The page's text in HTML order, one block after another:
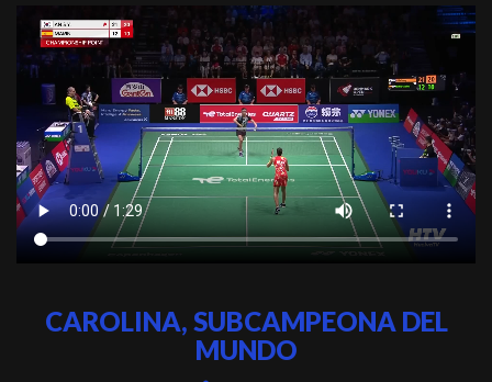
CAROLINA, SUBCAMPEONA DEL
MUNDO